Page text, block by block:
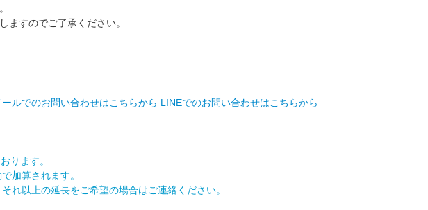
ますのでご了承ください。
ールでのお問い合わせはこちらから LINEでのお問い合わせはこちらから
ります。
加算されます。
れ以上の延長をご希望の場合はご連絡ください。